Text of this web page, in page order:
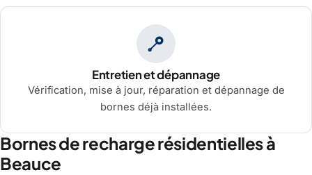
Entretien et dépannage
Vérification, mise à jour, réparation et dépannage de
bornes déjà installées.
Bornes de recharge résidentielles à
Beauce